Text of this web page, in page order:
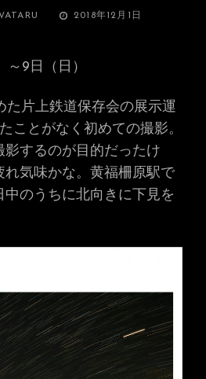
投
2018年12月1日
～9日（日）
た片上鉄道保存会の展示運
ことがなく初めての撮影。
影するのが目的だったけ
れ気味かな。黄福柵原駅で
のうちに北向きに下見を